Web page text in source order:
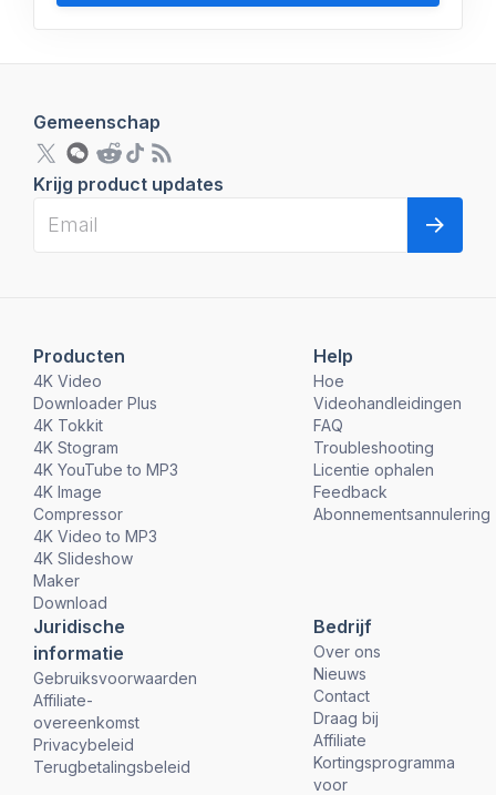
Producten
4K Video
Downloader Plus
4K Tokkit
4K Stogram
4K YouTube to MP3
4K Image
Compressor
4K Video to MP3
4K Slideshow
Maker
Download
Help
Hoe
Videohandleidingen
FAQ
Troubleshooting
Licentie ophalen
Feedback
Abonnementsannulering
Juridische
informatie
Gebruiksvoorwaarden
Affiliate-
overeenkomst
Privacybeleid
Terugbetalingsbeleid
Bedrijf
Over ons
Nieuws
Contact
Draag bij
Affiliate
Kortingsprogramma
voor
Gemeenschap
Krijg product updates